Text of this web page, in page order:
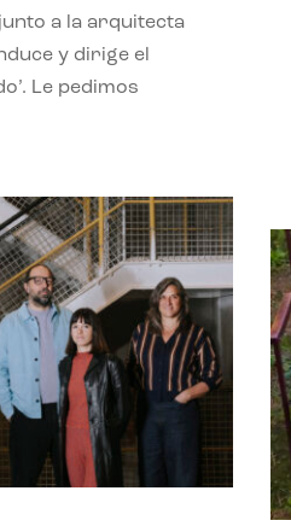
a la arquitecta
y dirige el
Le pedimos